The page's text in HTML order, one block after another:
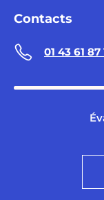
Contacts
01 43 61 87